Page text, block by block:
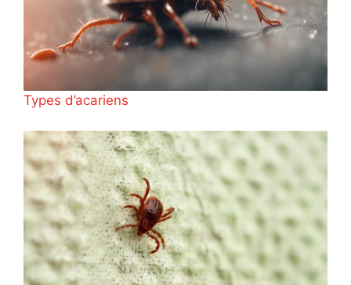
Types d’acariens